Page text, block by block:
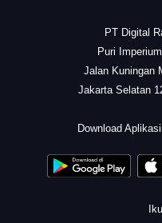
PT Digital
Puri
Jalan Kuningan
Jakarta Selatan
Download